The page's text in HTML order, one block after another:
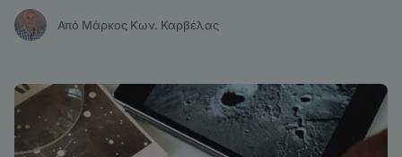
ΝΕΥΡΟΑΝΑΤΟΜΙΑΣ
Από Μάρκος Κων. Καρβέλας